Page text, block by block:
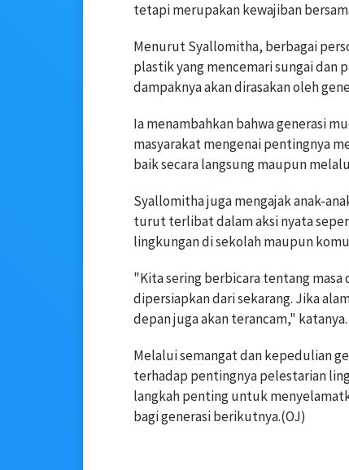
tetapi merupakan kewajiban
Menurut Syallomitha, berbagai
plastik yang mencemari sungai dan
dampaknya akan dirasakan oleh
Ia menambahkan bahwa generasi
masyarakat mengenai pentingnya
baik secara langsung maupun
Syallomitha juga mengajak anak-
turut terlibat dalam aksi nyata
lingkungan di sekolah maupun
"Kita sering berbicara tentang
dipersiapkan dari sekarang. Jika
depan juga akan terancam," katanya.
Melalui semangat dan kepedulian
terhadap pentingnya pelestarian
langkah penting untuk
bagi generasi berikutnya.(OJ)